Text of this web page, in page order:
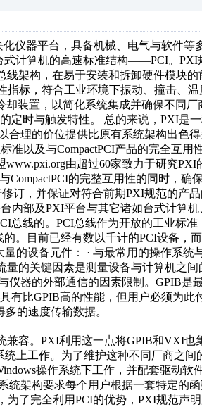
仪器平台，具备机械、电气与软件等
式计算机的高速标准结构——PCI。PXI
线架构，在易于安装和拆卸硬件模块
标，符合工业环境下振动、撞击、
却装置，以简化系统集成并确保不同厂
定时与触发特性。 总的来说，PXI是
合理的价位提供比原有系统架构出色
准以及与CompactPCI产品的完全互用
由超过60家致力于研究PXI
的完整互用性的同时，确
订，并保证对符合前期PXI规范的产
内部及PXI平台与其它诸如台式计算机
总线的。PCI总线作为开放的工业标
。目前已经有数以千计的PCI设备，
的设备元件： · 与最常用的操作系统
的关键因素是测量设备与计算机之
仪器的外部通信的因素限制。GPIB是
有比GPIB高的性能，但用户必须为此
的速度传输数据。
兼容。PXI利用这一点将GPIB和VXI也
上工作。为了维护这种不同厂商之间
操作系统下工作，并配套驱动软
统架构要求每个用户根据一套特定的
了完全利用PCI的优势，PXI规范声